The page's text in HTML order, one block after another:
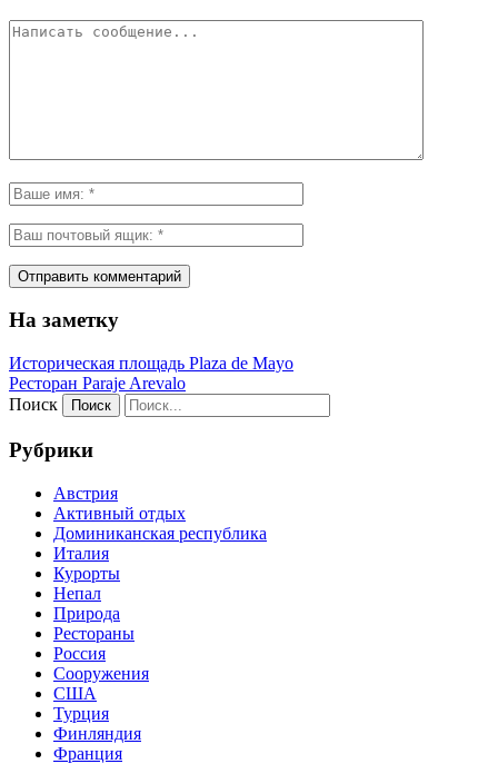
На заметку
Историческая площадь Plaza de Mayo
Ресторан Paraje Arevalo
Поиск
Рубрики
Австрия
Активный отдых
Доминиканская республика
Италия
Курорты
Непал
Природа
Рестораны
Россия
Сооружения
США
Турция
Финляндия
Франция